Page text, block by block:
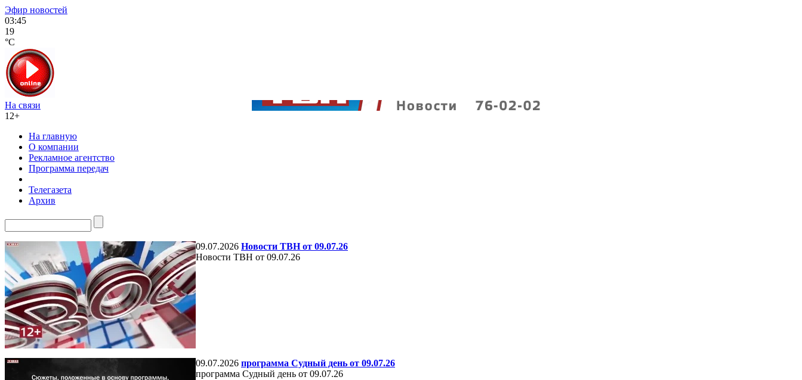
Эфир новостей
03:45
19
°C
На связи
12+
На главную
О компании
Рекламное агентство
Программа передач
Телегазета
Архив
09.07.2026 Новости ТВН от 09.07.26
Новости ТВН от 09.07.26
09.07.2026 программа Судный день от 09.07.26
программа Судный день от 09.07.26